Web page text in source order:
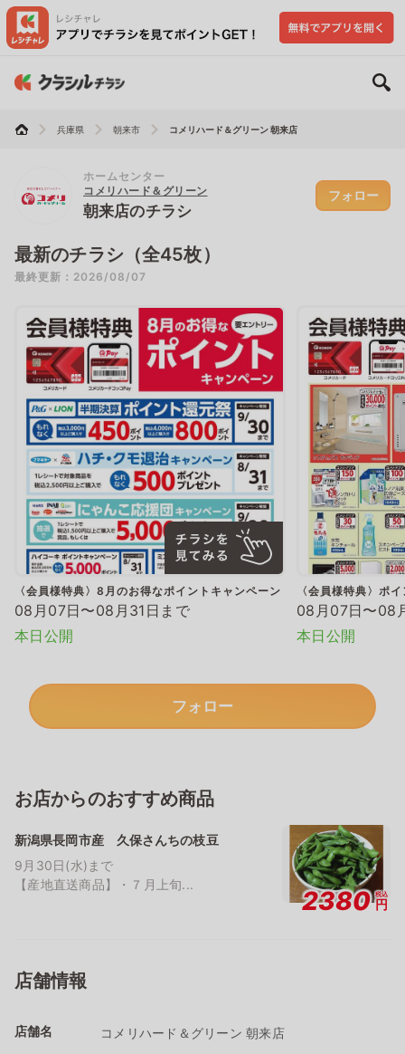
兵庫県 朝来市 コメリハード＆グリーン 朝来店
ホームセンター
コメリハード＆グリーン
朝来店のチラシ
フォロー
最新のチラシ（全45枚）
最終更新：2026/08/07
〈会員様特典〉8月のお得なポイントキャンペーン
08月07日〜08月31日まで
本日公開
〈会員様特典〉ポ
08月07日〜08
本日公開
フォロー
お店からのおすすめ商品
新潟県長岡市産 久保さんちの枝豆
9月30日(水)まで
【産地直送商品】・７月上旬...
2380 税込
円
店舗情報
店舗名 コメリハード＆グリーン 朝来店